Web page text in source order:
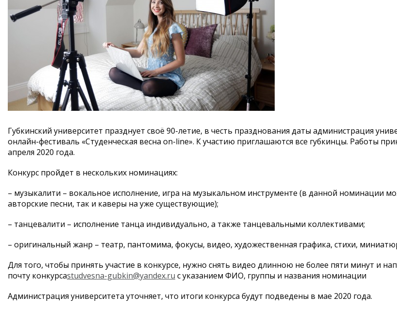
Губкинский университет празднует своё 90-летие, в честь празднования даты администрация
онлайн-фестиваль «Студенческая весна on-line». К участию приглашаются все губкинцы. Работы
апреля 2020 года.
Конкурс пройдет в нескольких номинациях:
– музыкалити – вокальное исполнение, игра на музыкальном инструменте (в данной номинации
авторские песни, так и каверы на уже существующие);
– танцевалити – исполнение танца индивидуально, а также танцевальными коллективами;
– оригинальный жанр – театр, пантомима, фокусы, видео, художественная графика, стихи,
Для того, чтобы принять участие в конкурсе, нужно снять видео длинною не более пяти минут и
почту конкурсаstudvesna-gubkin@yandex.ru с указанием ФИО, группы и названия номинации
Администрация университета уточняет, что итоги конкурса будут подведены в мае 2020 года.